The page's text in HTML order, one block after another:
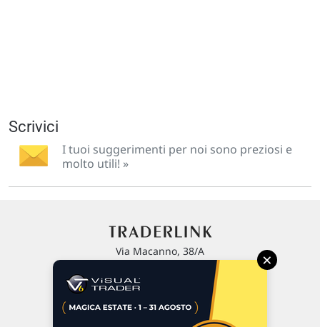
Scrivici
I tuoi suggerimenti per noi sono preziosi e
molto utili! »
Via Macanno, 38/A
P.IVA 02 452 460 401
×